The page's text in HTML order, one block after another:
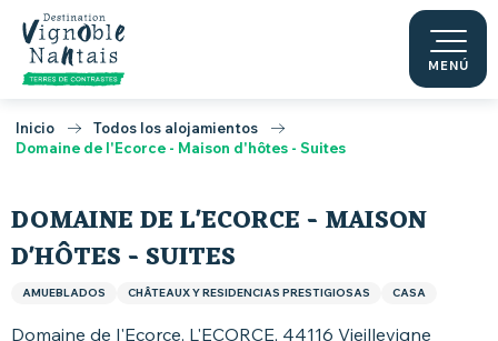
Aller
contenu
principal
MENÚ
Inicio
Todos los alojamientos
Domaine de l'Ecorce - Maison d'hôtes - Suites
DOMAINE DE L'ECORCE - MAISON
D'HÔTES - SUITES
AMUEBLADOS CHÂTEAUX Y RESIDENCIAS PRESTIGIOSAS CASA
Domaine de l'Ecorce, L'ECORCE, 44116 Vieillevigne